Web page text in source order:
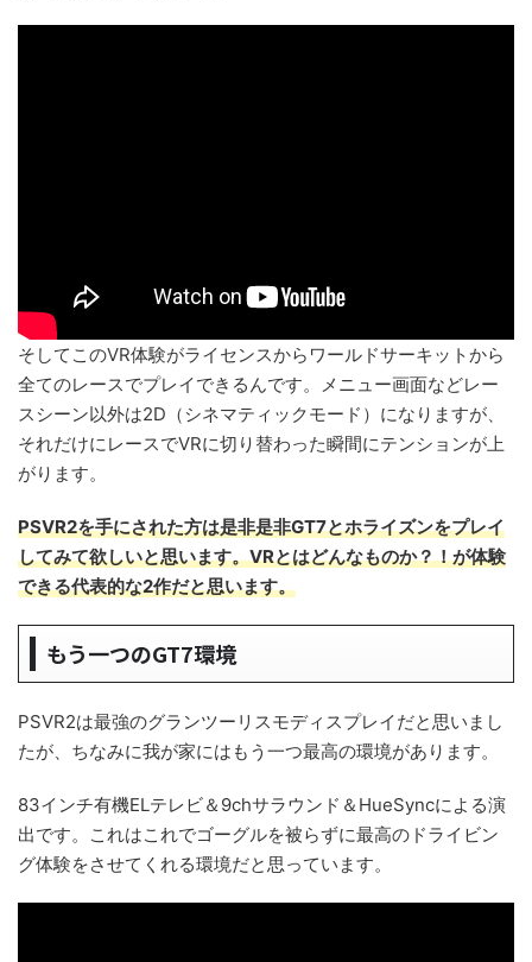
そしてこのVR体験がライセンスからワールドサーキットから
全てのレースでプレイできるんです。メニュー画面などレー
スシーン以外は2D（シネマティックモード）になりますが、
それだけにレースでVRに切り替わった瞬間にテンションが上
がります。
PSVR2を手にされた方は是非是非GT7とホライズンをプレイ
してみて欲しいと思います。VRとはどんなものか？！が体験
できる代表的な2作だと思います。
もう一つのGT7環境
PSVR2は最強のグランツーリスモディスプレイだと思いまし
たが、ちなみに我が家にはもう一つ最高の環境があります。
83インチ有機ELテレビ＆9chサラウンド＆HueSyncによる演
出です。これはこれでゴーグルを被らずに最高のドライビン
グ体験をさせてくれる環境だと思っています。